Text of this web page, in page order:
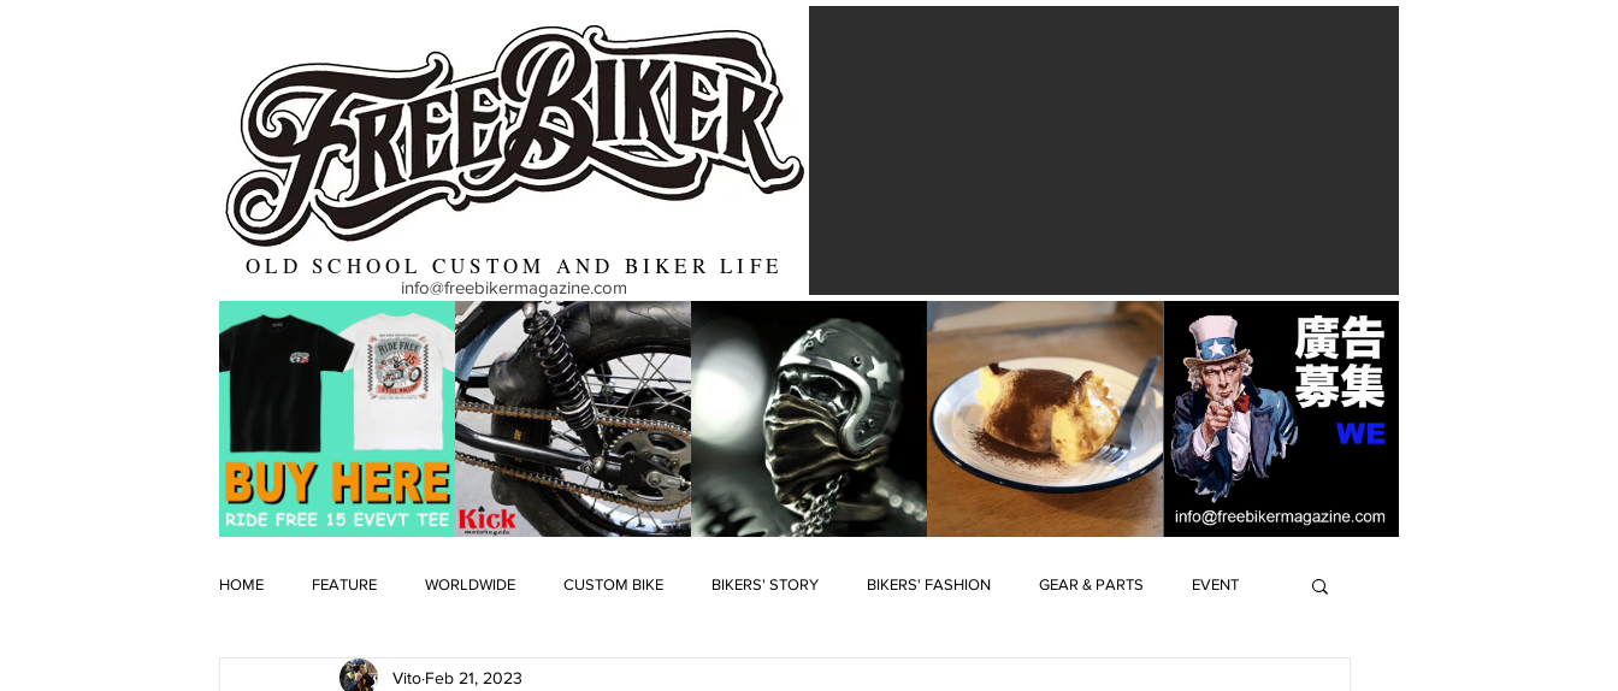
OLD SCHOOL CUSTOM AND BIKER LIFE
info@freebikermagazine.com
HOME FEATURE WORLDWIDE CUSTOM BIKE BIKERS' STORY BIKERS' FASHION GEAR & PARTS EVENT
OLD TIMER Vito Feb 21, 2023